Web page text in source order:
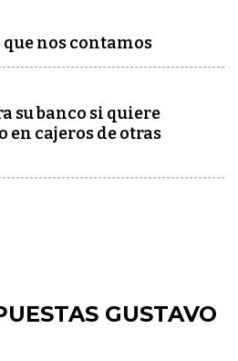
nos contamos
su banco si quiere
cajeros de otras
GUSTAVO